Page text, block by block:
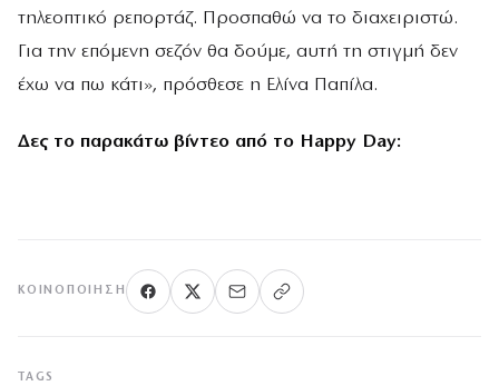
τηλεοπτικό ρεπορτάζ. Προσπαθώ να το διαχειριστώ.
Για την επόμενη σεζόν θα δούμε, αυτή τη στιγμή δεν
έχω να πω κάτι», πρόσθεσε η Ελίνα Παπίλα.
Δες το παρακάτω βίντεο από το Happy Day:
ΚΟΙΝΟΠΟΊΗΣΗ
TAGS